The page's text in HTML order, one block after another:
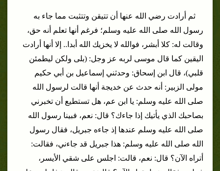
ثم أرادت رضي الله عنها أن تتيقن وتتثبت مما جاء به
رسول الله صلى الله عليه وسلم؛ فرغم أنها تعلم أنه حق،
وقالت له: كلا أبشر، فوالله لا يخزيك الله أبدا.. إلا أنها أرادت
اليقين كما قال موسى لربه عز وجل: (بلى ولكن ليطمئن
قلبي)، قال ابن إسحاق: وحدثني إسماعيل بن أبي حكيم
مولى الزبير: أنه حدث عن خديجة أنها قالت لرسول الله
صلى الله عليه وسلم: يا ابن عم، هل تستطيع أن تخبرني
بصاحبك الذي يأتيك إذا جاءك؟ قال: نعم، فبينا رسول الله
صلى الله عليه وسلم عندها إذ جاءه جبريل، فقال رسول
الله صلى الله عليه وسلم: هذا جبريل قد جاءني، فقالت:
أتراه الآن؟ قال: نعم، قالت: اجلس على شقي الأيسر،